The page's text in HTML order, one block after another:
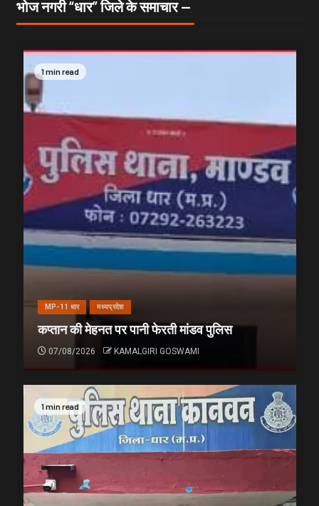
भोज नगरी “धार” जिले के समाचार —
1 min read
MP-11 धार मध्यप्रदेश
कप्तान की मेहनत पर पानी फेरती मांडव पुलिस
07/08/2026 KAMALGIRI GOSWAMI
1 min read